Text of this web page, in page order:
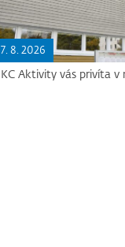
7. 8. 2026
KC Aktivity vás privíta v